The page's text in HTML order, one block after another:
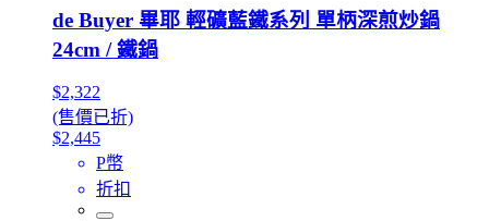
de Buyer 畢耶 輕礦藍鐵系列 單柄深煎炒鍋
24cm / 鐵鍋
$2,322
(售價已折)
$2,445
P幣
折扣